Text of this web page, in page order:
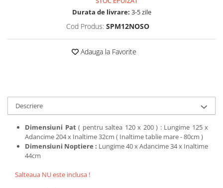
Durata de livrare: 3-5 zile
Cod Produs: SPM12NOSO
Adauga la Favorite
Descriere
Dimensiuni Pat ( pentru saltea 120 x 200 ) : Lungime 125 x
Adancime 204 x Inaltime 32cm ( Inaltime tablie mare - 80cm )
Dimensiuni Noptiere : Lungime 40 x Adancime 34 x Inaltime
44cm
Salteaua NU este inclusa !